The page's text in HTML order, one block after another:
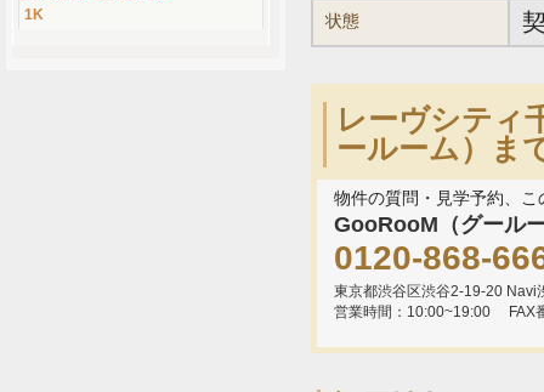
状態
レーヴシティ
ールーム）ま
物件の質問・見学予約、
GooRooM（グール
0120-868-
東京都渋谷区渋谷2-19-20 Navi
営業時間：10:00~19:00
FAX
1K